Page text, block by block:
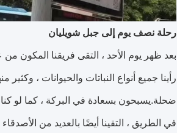
رحلة نصف يوم إلى جبل شويليان
رأينا جميع أنواع النباتات والحيوانات ،
ضحلة.يسبحون بسعادة في البركة ، كما لو كنا
في الطريق ، التقينا أيضًا بالعديد من